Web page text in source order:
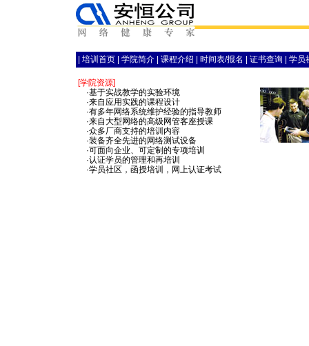
培训首页 学院简介 课程介绍 时间表/报名 证书查询 学员
[学院资源]
·基于实战教学的实验环境
·来自应用实践的课程设计
·有多年网络系统维护经验的指导教师
·来自大型网络的高级网管客座授课
·众多厂商支持的培训内容
·装备齐全先进的网络测试设备
·可面向企业、可定制的专项培训
·认证学员的管理和再培训
·学员社区，函授培训，网上认证考试